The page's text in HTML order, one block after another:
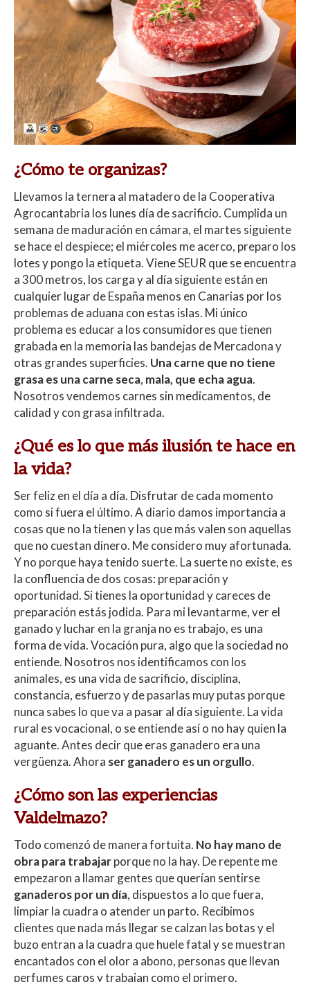
¿Cómo te organizas?
Llevamos la ternera al matadero de la Cooperativa
Agrocantabria los lunes día de sacrificio. Cumplida un
semana de maduración en cámara, el martes siguiente
se hace el despiece; el miércoles me acerco, preparo los
lotes y pongo la etiqueta. Viene SEUR que se encuentra
a 300 metros, los carga y al día siguiente están en
cualquier lugar de España menos en Canarias por los
problemas de aduana con estas islas. Mi único
problema es educar a los consumidores que tienen
grabada en la memoria las bandejas de Mercadona y
otras grandes superficies. Una carne que no tiene
grasa es una carne seca, mala, que echa agua.
Nosotros vendemos carnes sin medicamentos, de
calidad y con grasa infiltrada.
¿Qué es lo que más ilusión te hace en
la vida?
Ser feliz en el día a día. Disfrutar de cada momento
como si fuera el último. A diario damos importancia a
cosas que no la tienen y las que más valen son aquellas
que no cuestan dinero. Me considero muy afortunada.
Y no porque haya tenido suerte. La suerte no existe, es
la confluencia de dos cosas: preparación y
oportunidad. Si tienes la oportunidad y careces de
preparación estás jodida. Para mi levantarme, ver el
ganado y luchar en la granja no es trabajo, es una
forma de vida. Vocación pura, algo que la sociedad no
entiende. Nosotros nos identificamos con los
animales, es una vida de sacrificio, disciplina,
constancia, esfuerzo y de pasarlas muy putas porque
nunca sabes lo que va a pasar al día siguiente. La vida
rural es vocacional, o se entiende así o no hay quien la
aguante. Antes decir que eras ganadero era una
vergüenza. Ahora ser ganadero es un orgullo.
¿Cómo son las experiencias
Valdelmazo?
Todo comenzó de manera fortuita. No hay mano de
obra para trabajarporque no la hay. De repente me
empezaron a llamar gentes que querían sentirse
ganaderos por un día, dispuestos a lo que fuera,
limpiar la cuadra o atender un parto. Recibimos
clientes que nada más llegar se calzan las botas y el
buzo entran a la cuadra que huele fatal y se muestran
encantados con el olor a abono, personas que llevan
perfumes caros y trabajan como el primero.